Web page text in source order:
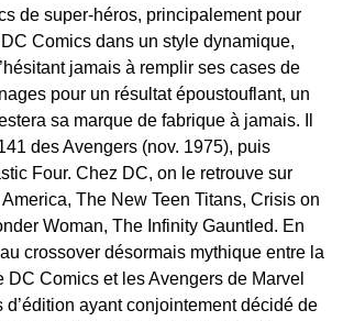
de super-héros, principalement pour
Comics dans un style dynamique,
jamais à remplir ses cases de
pour un résultat époustouflant, un
sa marque de fabrique à jamais. Il
des Avengers (nov. 1975), puis
Four. Chez DC, on le retrouve sur
The New Teen Titans, Crisis on
Woman, The Infinity Gauntled. En
crossover désormais mythique entre la
DC Comics et les Avengers de Marvel
d’édition ayant conjointement décidé de